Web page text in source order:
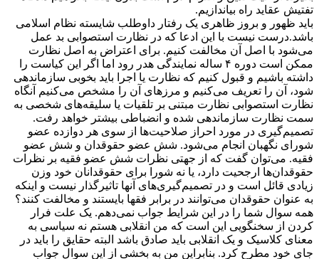
تفتیش عقاید راه بیاندازیم.
باید ظهور و بروز ظاهری یک رفتار داوطلب شایسته نظام اسلامی
باشد.درست نیست با این ادعا که در نظارت استصوابی بد عمل
می‌شود با اصل آن مخالفت کنیم. برای اعتراض به اصل نظارت
ممکن است دوره ۴ ساله نمایندگی هدر رود اما اگر این کیاست را
داشته باشیم و قبول کنیم که نظارت یا اجرا باید بخوبی سازماندهی
شود، آن را تعریف می‌کنیم و مرزهای آن را مشخص می‌کنیم آنگاه
نظارت استصوابی نظارت مبتنی بر تلقیات یا سلیقه‌های شخصی به
سمت نظارت سازماندهی شده و انضباطی بیشتر خواهد رفت.
تصمیم‌گیری در مورد احراز صلاحیت‌ها از سوی هر دوازده عضو
شورای نگهبان انجام می‌شود. شش عضو حقوقدان و شش عضو
فقیه. می‌توان گفت که از جهتی نظرات شش عضو فقیه بر نظرات
حقوقدان‌ها ارجحیت دارد، یا نه شورا برای حقوقدانان خود وزن
زیادی قائل است و در تصمیم‌گیری‌های آنها تاثیرگذار نیست و اینکه
به عنوان حقوقدان می‌توانند در برابر فقها بایستند و مخالفت کنند؟
همه سوال شما را در این شرایط جواب نمی‌دهم. یک علت فرار
کردن از سخنگویی این است که من انقلابی هستم نه سیاسی به
معنای کلاسیک و یک انقلابی باید صادق باشد البته حقایق را باید در
جای خود مطرح کرد. بنابراین من به بخشی از این سوال جواب